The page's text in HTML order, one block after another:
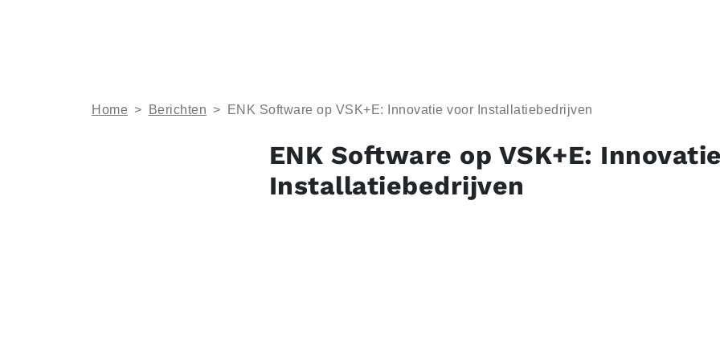
Home > Berichten > ENK Software op VSK+E: Innovatie voor Installatiebedrijven
ENK Software op VSK+E:
Installatiebedrijven